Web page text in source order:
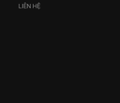
LIÊN HỆ